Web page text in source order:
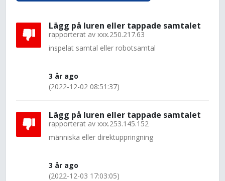
Lägg på luren eller tappade samtalet
rapporterat av xxx.250.217.63
inspelat samtal eller robotsamtal
3 år ago
(2022-12-02 08:51:37)
Lägg på luren eller tappade samtalet
rapporterat av xxx.253.145.152
människa eller direktuppringning
3 år ago
(2022-12-03 17:03:05)